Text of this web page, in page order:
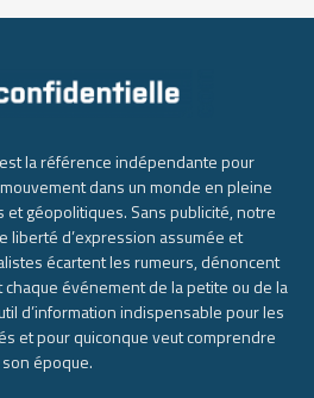
la référence indépendante pour
dans un monde en pleine
géopolitiques. Sans publicité, notre
liberté d’expression assumée et
écartent les rumeurs, dénoncent
événement de la petite ou de la
d’information indispensable pour les
et pour quiconque veut comprendre
son époque.